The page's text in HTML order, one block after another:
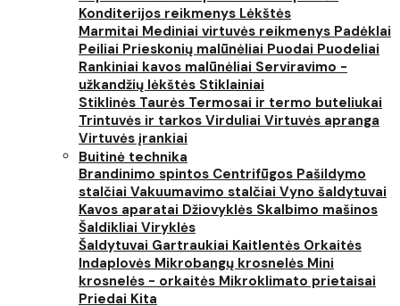
Konditerijos reikmenys Lėkštės
Marmitai Mediniai virtuvės reikmenys Padėklai
Peiliai Prieskonių malūnėliai Puodai Puodeliai
Rankiniai kavos malūnėliai Serviravimo -
užkandžių lėkštės Stiklainiai
Stiklinės Taurės Termosai ir termo buteliukai
Trintuvės ir tarkos Virduliai Virtuvės apranga
Virtuvės įrankiai
Buitinė technika
Brandinimo spintos Centrifūgos Pašildymo
stalčiai Vakuumavimo stalčiai Vyno šaldytuvai
Kavos aparatai Džiovyklės Skalbimo mašinos
Šaldikliai Viryklės
Šaldytuvai Gartraukiai Kaitlentės Orkaitės
Indaplovės Mikrobangų krosnelės Mini
krosnelės - orkaitės Mikroklimato prietaisai
Priedai Kita